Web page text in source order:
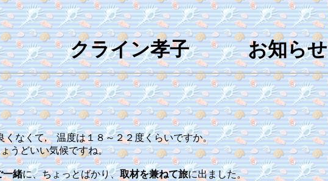
クライン孝子 お知らせ
くなくて, 温度は１８～２２度くらいですか。
うどいい気候ですね。
一緒に、ちょっとばかり、取材を兼ねて旅に出ました。